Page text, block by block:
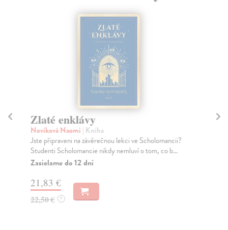
Zlaté enklávy
Noviková Naomi | Kniha
Jste připraveni na závěrečnou lekci ve Scholomancii?
Studenti Scholomancie nikdy nemluví o tom, co b...
Zasielame do 12 dní
21,83 €
22,50 € ?